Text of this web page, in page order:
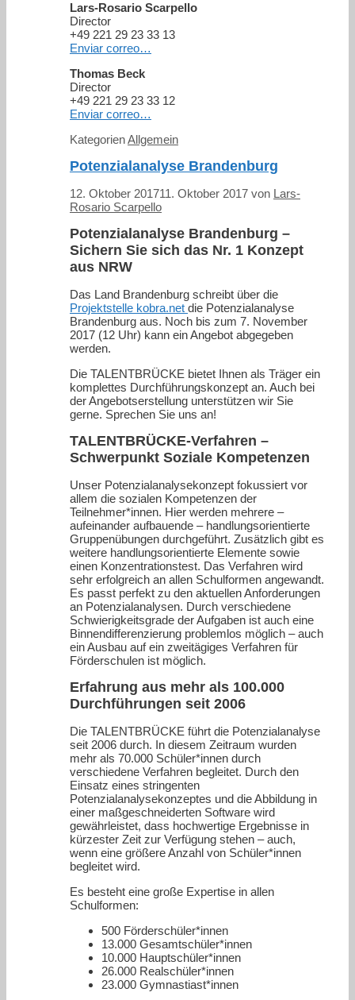
Lars-Rosario Scarpello
Director
+49 221 29 23 33 13
Enviar correo…
Thomas Beck
Director
+49 221 29 23 33 12
Enviar correo…
KategorienAllgemein
Potenzialanalyse Brandenburg
12. Oktober 201711. Oktober 2017 von Lars-
Rosario Scarpello
Potenzialanalyse Brandenburg –
Sichern Sie sich das Nr. 1 Konzept
aus NRW
Das Land Brandenburg schreibt über die
Projektstelle kobra.net die Potenzialanalyse
Brandenburg aus. Noch bis zum 7. November
2017 (12 Uhr) kann ein Angebot abgegeben
werden.
Die TALENTBRÜCKE bietet Ihnen als Träger ein
komplettes Durchführungskonzept an. Auch bei
der Angebotserstellung unterstützen wir Sie
gerne. Sprechen Sie uns an!
TALENTBRÜCKE-Verfahren –
Schwerpunkt Soziale Kompetenzen
Unser Potenzialanalysekonzept fokussiert vor
allem die sozialen Kompetenzen der
Teilnehmer*innen. Hier werden mehrere –
aufeinander aufbauende – handlungsorientierte
Gruppenübungen durchgeführt. Zusätzlich gibt es
weitere handlungsorientierte Elemente sowie
einen Konzentrationstest. Das Verfahren wird
sehr erfolgreich an allen Schulformen angewandt.
Es passt perfekt zu den aktuellen Anforderungen
an Potenzialanalysen. Durch verschiedene
Schwierigkeitsgrade der Aufgaben ist auch eine
Binnendifferenzierung problemlos möglich – auch
ein Ausbau auf ein zweitägiges Verfahren für
Förderschulen ist möglich.
Erfahrung aus mehr als 100.000
Durchführungen seit 2006
Die TALENTBRÜCKE führt die Potenzialanalyse
seit 2006 durch. In diesem Zeitraum wurden
mehr als 70.000 Schüler*innen durch
verschiedene Verfahren begleitet. Durch den
Einsatz eines stringenten
Potenzialanalysekonzeptes und die Abbildung in
einer maßgeschneiderten Software wird
gewährleistet, dass hochwertige Ergebnisse in
kürzester Zeit zur Verfügung stehen – auch,
wenn eine größere Anzahl von Schüler*innen
begleitet wird.
Es besteht eine große Expertise in allen
Schulformen:
500 Förderschüler*innen
13.000 Gesamtschüler*innen
10.000 Hauptschüler*innen
26.000 Realschüler*innen
23.000 Gymnastiast*innen